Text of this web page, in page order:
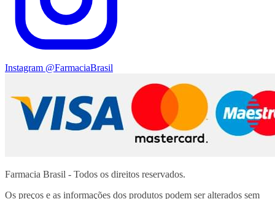
Instagram @FarmaciaBrasil
Farmacia Brasil - Todos os direitos reservados.
Os preços e as informações dos produtos podem ser alterados sem